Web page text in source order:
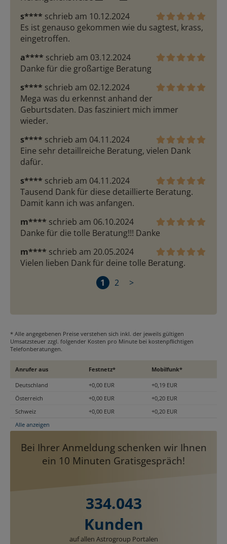
s**** schrieb am 10.12.2024
Es ist genauso gekommen wie du sagtest, krass,
eingetroffen.
a**** schrieb am 03.12.2024
Danke für die großartige Beratung
s**** schrieb am 02.12.2024
Mega was du erkennst anhand der
Geburtsdaten. Das fasziniert mich immer
wieder.
s**** schrieb am 04.11.2024
Eine sehr detaillreiche Beratung, vielen Dank
dafür.
s**** schrieb am 04.11.2024
Tausend Dank für diese detaillierte Beratung.
Damit kann ich was anfangen.
m**** schrieb am 06.10.2024
Danke für die tolle Beratung!!! Danke
m**** schrieb am 20.05.2024
Vielen lieben Dank für deine tolle Beratung.
1
2 >
* Alle angegebenen Preise verstehen sich inkl. der jeweils gültigen
Umsatzsteuer zzgl. folgender Kosten pro Minute bei kostenpflichtigen
Telefonberatungen.
Anrufer aus Festnetz* Mobilfunk*
Deutschland +0,00 EUR
+0,19 EUR
Österreich
+0,00 EUR
+0,20 EUR
Schweiz
+0,00 EUR
+0,20 EUR
Alle anzeigen
Bei Ihrer Anmeldung schenken wir Ihnen
ein 10 Minuten Gratisgespräch!
334.043
Kunden
auf allen Astrogroup Portalen